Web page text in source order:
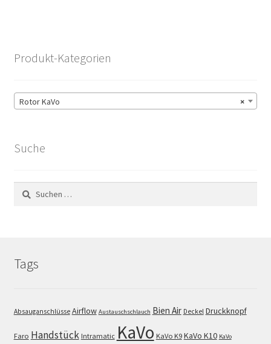
Produkt-Kategorien
×
Rotor KaVo
Suche
Suchen
nach:
Tags
Absauganschlüsse Airflow Austauschschlauch Bien Air Deckel Druckknopf
Faro Handstück Intramatic KaVo KaVo K9 KaVo K10 KaVo